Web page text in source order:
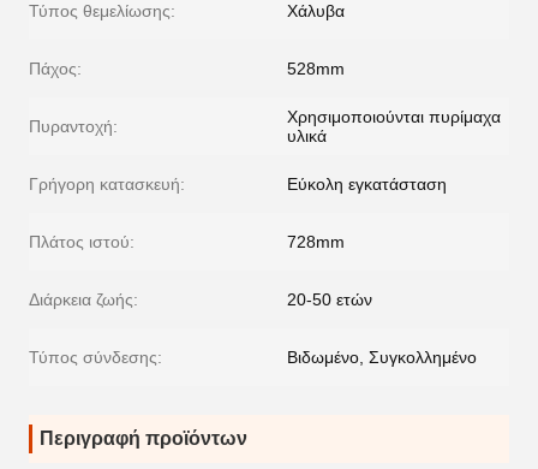
Τύπος θεμελίωσης: Χάλυβα
Πάχος: 528mm
Πυραντοχή:
Χρησιμοποιούνται πυρίμαχα
υλικά
Γρήγορη κατασκευή: Εύκολη εγκατάσταση
Πλάτος ιστού: 728mm
Διάρκεια ζωής: 20-50 ετών
Τύπος σύνδεσης: Βιδωμένο, Συγκολλημένο
Περιγραφή προϊόντων